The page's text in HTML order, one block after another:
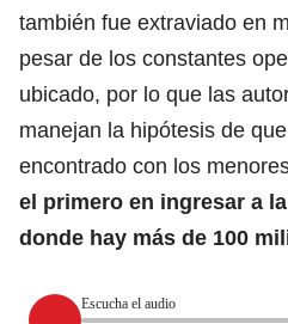
también fue extraviado en
pesar de los constantes
ubicado, por lo que las
manejan la hipótesis de
encontrado con los
el primero en ingresar a
donde hay más de 100
Escucha el audio